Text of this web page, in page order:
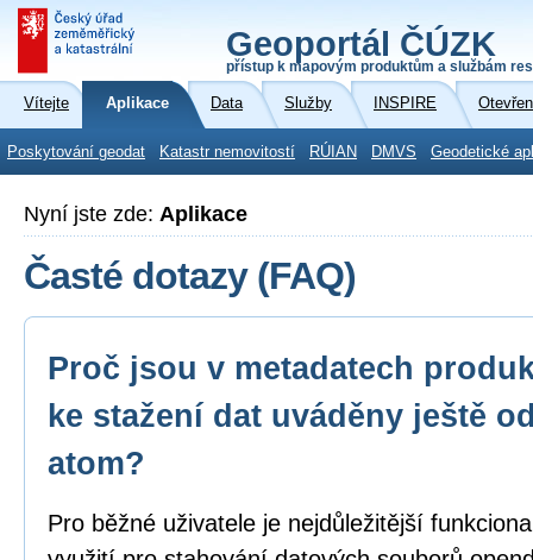
Geoportál ČÚZK
přístup k mapovým produktům a službám
Vítejte Aplikace Data Služby INSPIRE
Poskytování geodat Katastr nemovitostí RÚIAN DMVS Geodetické
Nyní jste zde: Aplikace
Časté dotazy (FAQ)
Proč jsou v metadatech
ke stažení dat uváděny ještě
atom?
Pro běžné uživatele je nejdůležitější